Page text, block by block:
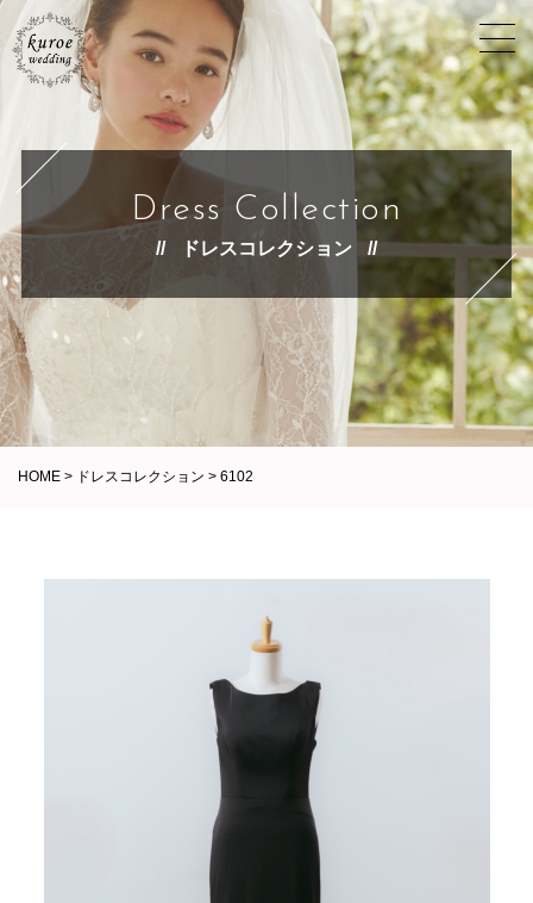
Dress Collection
ドレスコレクション
HOME > ドレスコレクション > 6102